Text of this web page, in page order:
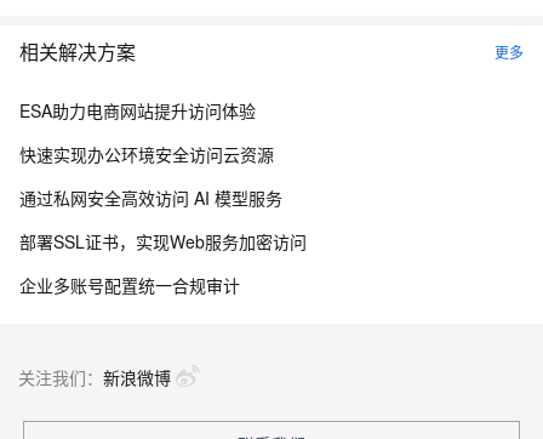
相关解决方案 更多
ESA助力电商网站提升访问体验
快速实现办公环境安全访问云资源
通过私网安全高效访问 AI 模型服务
部署SSL证书，实现Web服务加密访问
企业多账号配置统一合规审计
关注我们： 新浪微博